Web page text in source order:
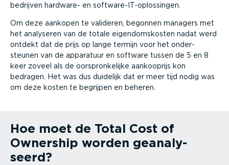
bedrijven hardware- en softwa­re-IT-op­los­singen.
Om deze aankopen te valideren, begonnen managers met
het analyseren van de totale eigen­doms­kosten nadat werd
ontdekt dat de prijs op lange termijn voor het onder­
steunen van de apparatuur en software tussen de 5 en 8
keer zoveel als de oorspron­ke­lijke aankooprijs kon
bedragen. Het was dus duidelijk dat er meer tijd nodig was
om deze kosten te begrijpen en beheren.
Hoe moet de Total Cost of
Ownership worden geana­ly­
seerd?